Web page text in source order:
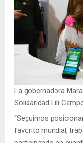
La gobernadora
Solidaridad Lili
“Seguimos
favorito mundial,